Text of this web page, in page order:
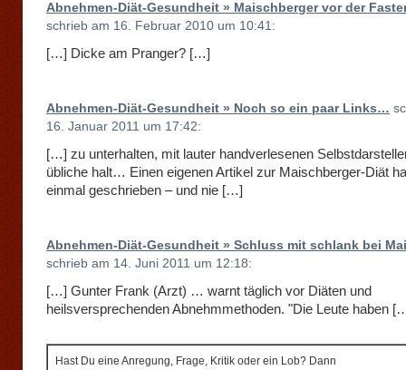
Abnehmen-Diät-Gesundheit » Maischberger vor der
schrieb am 16. Februar 2010 um 10:41:
[…] Dicke am Pranger? […]
Abnehmen-Diät-Gesundheit » Noch so ein paar Links…
16. Januar 2011 um 17:42:
[…] zu unterhalten, mit lauter handverlesenen
übliche halt… Einen eigenen Artikel zur Maischberger-Diät
einmal geschrieben – und nie […]
Abnehmen-Diät-Gesundheit » Schluss mit schlank bei
schrieb am 14. Juni 2011 um 12:18:
[…] Gunter Frank (Arzt) … warnt täglich vor Diäten und
heilsversprechenden Abnehmmethoden. "Die Leute haben
Hast Du eine Anregung, Frage, Kritik oder ein Lob? Dann